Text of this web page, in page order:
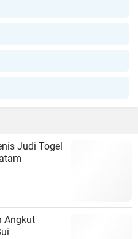
Judi Togel
Angkut